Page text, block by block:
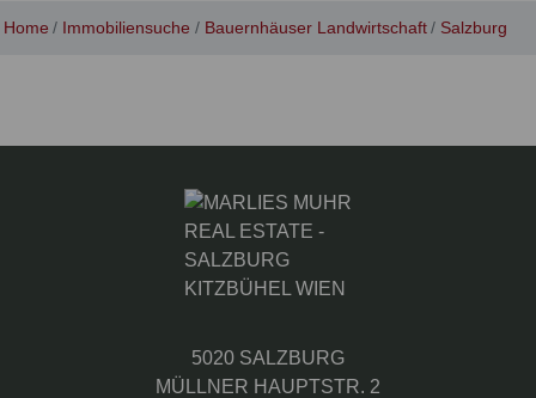
Home Immobiliensuche Bauernhäuser Landwirtschaft Salzburg
5020 SALZBURG
MÜLLNER HAUPTSTR. 2